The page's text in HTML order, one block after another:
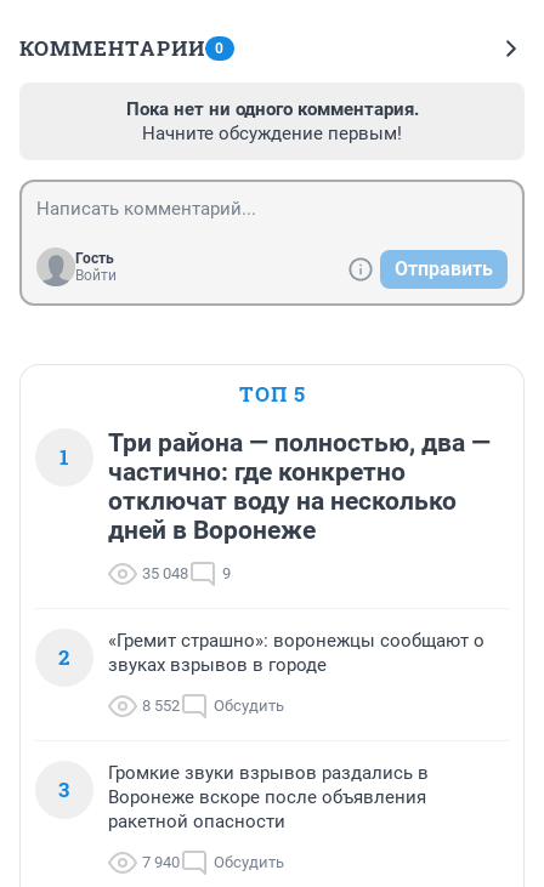
КОММЕНТАРИИ 0
Пока нет ни одного комментария.
Начните обсуждение первым!
Гость
Войти
Отправить
ТОП 5
1
Три района — полностью, два —
частично: где конкретно
отключат воду на несколько
дней в Воронеже
35 048 9
2
«Гремит страшно»: воронежцы сообщают о
звуках взрывов в городе
8 552 Обсудить
3
Громкие звуки взрывов раздались в
Воронеже вскоре после объявления
ракетной опасности
7 940 Обсудить